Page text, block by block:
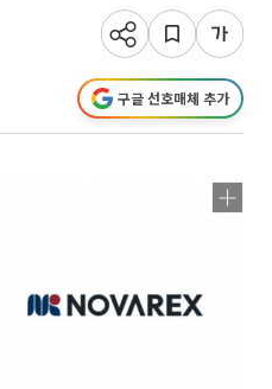
구글 선호매체 추가